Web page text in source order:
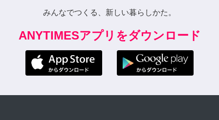
みんなでつくる、新しい暮らしかた。
ANYTIMESアプリをダウンロード